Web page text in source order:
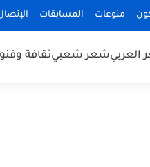
منوعات المسابقات
العربيشعر شعبيثقافة